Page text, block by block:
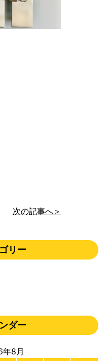
次の記事へ＞
リー
ダー
8月